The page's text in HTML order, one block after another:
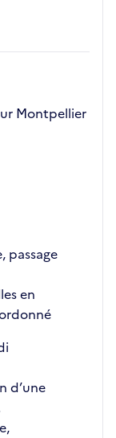
Montpellier
passage
en
d’une